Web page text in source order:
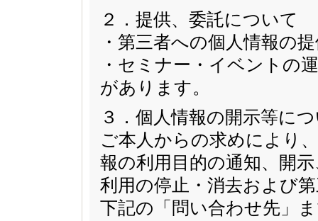
２．提供、委託について
・第三者への個人情報の
・セミナー・イベントの
があります。
３．個人情報の開示等に
ご本人からの求めにより
報の利用目的の通知、開
利用の停止・消去および
下記の「問い合わせ先」